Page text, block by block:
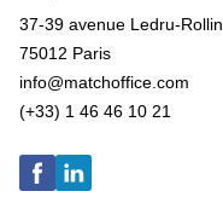
37-39 avenue Ledru-Rollin
75012 Paris
info@matchoffice.com
(+33) 1 46 46 10 21